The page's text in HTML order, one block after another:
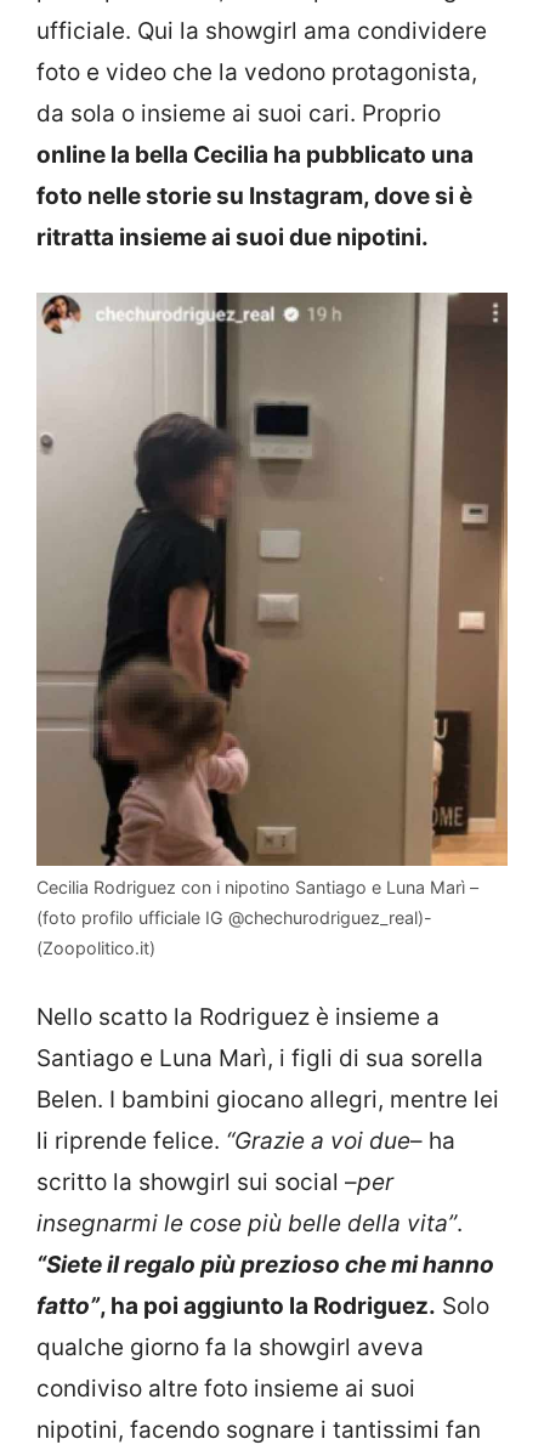
ufficiale. Qui la showgirl ama condividere
foto e video che la vedono protagonista,
da sola o insieme ai suoi cari. Proprio
online la bella Cecilia ha pubblicato una
foto nelle storie su Instagram, dove si è
ritratta insieme ai suoi due nipotini.
Cecilia Rodriguez con i nipotino Santiago e Luna Marì –
(foto profilo ufficiale IG @chechurodriguez_real)-
(Zoopolitico.it)
Nello scatto la Rodriguez è insieme a
Santiago e Luna Marì, i figli di sua sorella
Belen. I bambini giocano allegri, mentre lei
li riprende felice. “Grazie a voi due– ha
scritto la showgirl sui social –per
insegnarmi le cose più belle della vita”.
“Siete il regalo più prezioso che mi hanno
fatto”, ha poi aggiunto la Rodriguez. Solo
qualche giorno fa la showgirl aveva
condiviso altre foto insieme ai suoi
nipotini, facendo sognare i tantissimi fan